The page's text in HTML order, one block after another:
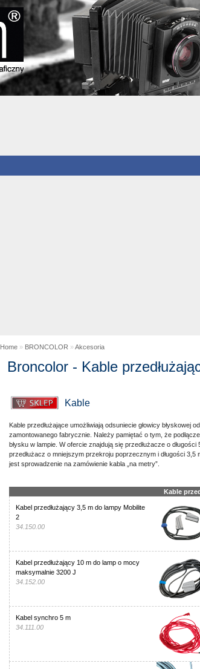
Home » BRONCOLOR »Akcesoria
Broncolor - Kable
Kable
Kable przedłużające umożliwiają odsuniecie głowicy błyskowej
zamontowanego fabrycznie. Należy pamiętać o tym, że
błysku w lampie. W ofercie znajdują się przedłużacze o
przedłużacz o mniejszym przekroju poprzecznym i długości 3,5
jest sprowadzenie na zamówienie kabla „na metry”.
Kable
Kabel przedłużający 3,5 m do lampy Mobilite
2
34.150.00
Kabel przedłużający 10 m do lamp o mocy
maksymalnie 3200 J
34.152.00
Kabel synchro 5 m
34.111.00